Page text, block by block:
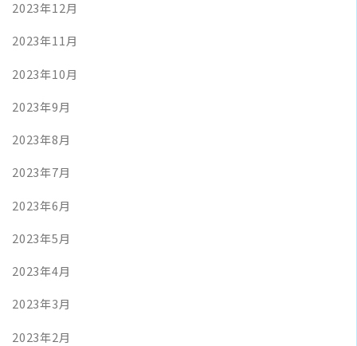
2023年12月
2023年11月
2023年10月
2023年9月
2023年8月
2023年7月
2023年6月
2023年5月
2023年4月
2023年3月
2023年2月